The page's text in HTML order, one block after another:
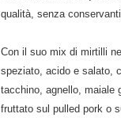
qualità, senza
Con il suo mix di mirtilli
speziato, acido e salato,
tacchino, agnello, maiale
fruttato sul pulled pork o